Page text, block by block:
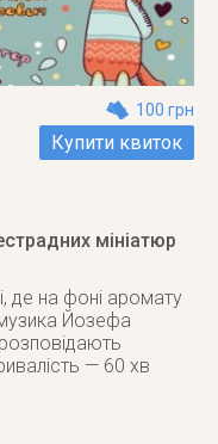
100 грн
Купити квиток
мініатюр
де на фоні аромату
Йозефа
— 60 хв